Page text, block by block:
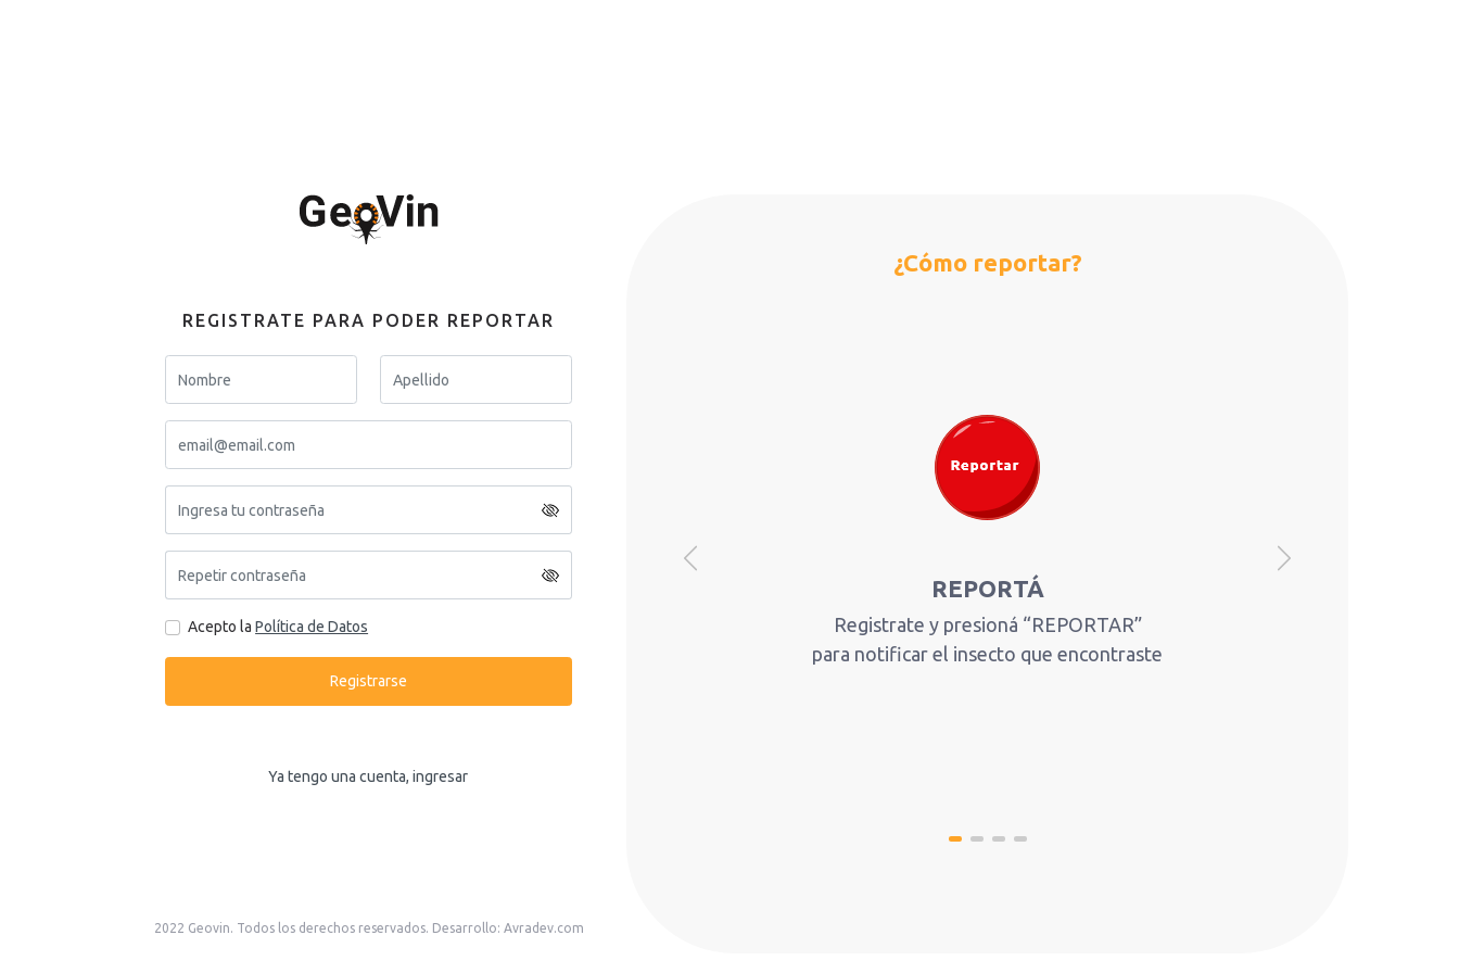
REGISTRATE PARA PODER REPORTAR
Acepto laPolítica de Datos
Registrarse
Ya tengo una cuenta, ingresar
2022 Geovin. Todos los derechos reservados. Desarrollo: Avradev.com
¿Cómo reportar?
REPORTÁ
Registrate y presioná “REPORTAR”
para notificar el insecto que encontraste
Previous Next